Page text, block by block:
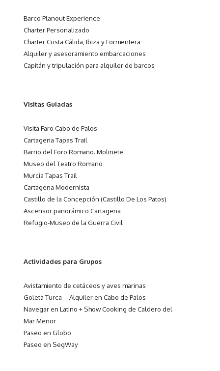
Barco Planout Experience
Charter Personalizado
Charter Costa Cálida, Ibiza y Formentera
Alquiler y asesoramiento embarcaciones
Capitán y tripulación para alquiler de barcos
Visitas Guiadas
Visita Faro Cabo de Palos
Cartagena Tapas Trail
Barrio del Foro Romano. Molinete
Museo del Teatro Romano
Murcia Tapas Trail
Cartagena Modernista
Castillo de la Concepción (Castillo De Los Patos)
Ascensor panorámico Cartagena
Refugio-Museo de la Guerra Civil
Actividades para Grupos
Avistamiento de cetáceos y aves marinas
Goleta Turca – Alquiler en Cabo de Palos
Navegar en Latino + Show Cooking de Caldero del
Mar Menor
Paseo en Globo
Paseo en SegWay